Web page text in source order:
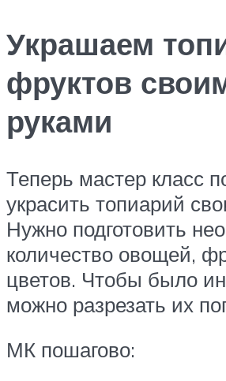
Украшаем
фруктов
руками
Теперь мастер класс
украсить топиарий
Нужно подготовить
количество овощей,
цветов. Чтобы было
можно разрезать их
МК пошагово: